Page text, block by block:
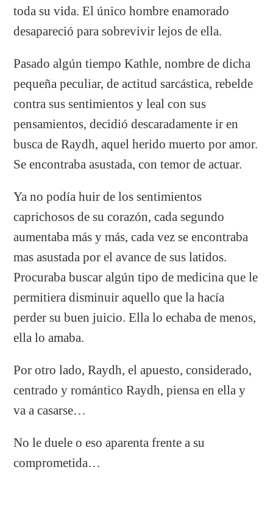
toda su vida. El único hombre enamorado
desapareció para sobrevivir lejos de ella.
Pasado algún tiempo Kathle, nombre de dicha
pequeña peculiar, de actitud sarcástica, rebelde
contra sus sentimientos y leal con sus
pensamientos, decidió descaradamente ir en
busca de Raydh, aquel herido muerto por amor.
Se encontraba asustada, con temor de actuar.
Ya no podía huir de los sentimientos
caprichosos de su corazón, cada segundo
aumentaba más y más, cada vez se encontraba
mas asustada por el avance de sus latidos.
Procuraba buscar algún tipo de medicina que le
permitiera disminuir aquello que la hacía
perder su buen juicio. Ella lo echaba de menos,
ella lo amaba.
Por otro lado, Raydh, el apuesto, considerado,
centrado y romántico Raydh, piensa en ella y
va a casarse…
No le duele o eso aparenta frente a su
comprometida…